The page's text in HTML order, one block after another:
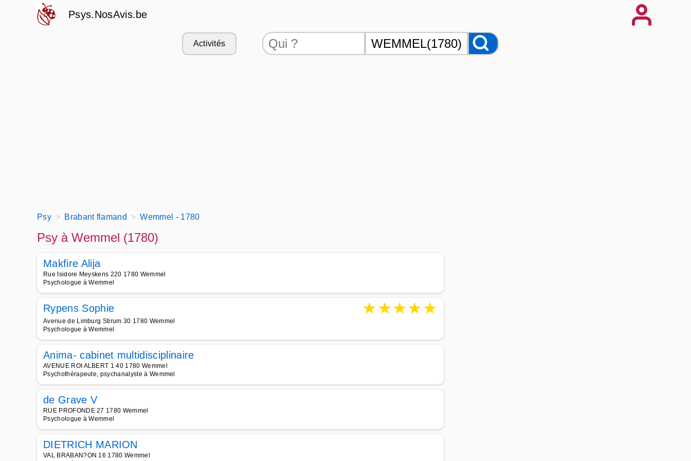
Psys.NosAvis.be
Activités
Psy Brabant flamand Wemmel - 1780
Psy à Wemmel (1780)
Makfire Alija
Rue Isidore Meyskens 220 1780 Wemmel
Psychologue à Wemmel
Rypens Sophie ★★★★★
Avenue de Limburg Stirum 30 1780 Wemmel
Psychologue à Wemmel
Anima- cabinet multidisciplinaire
AVENUE ROI ALBERT 1 40 1780 Wemmel
Psychothérapeute, psychanalyste à Wemmel
de Grave V
RUE PROFONDE 27 1780 Wemmel
Psychologue à Wemmel
DIETRICH MARION
VAL BRABAN?ON 16 1780 Wemmel